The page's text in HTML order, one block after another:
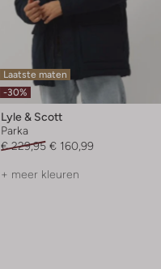
Laatste maten
-30%
Lyle & Scott
Parka
€ 229,95 € 160,99
+ meer kleuren